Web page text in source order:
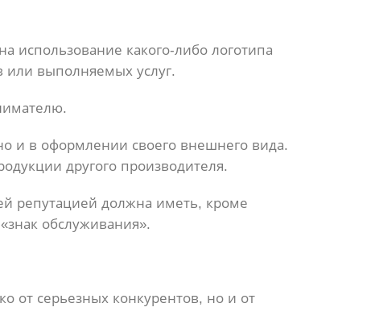
использование какого-либо логотипа
или выполняемых услуг.
и в оформлении своего внешнего вида.
другого производителя.
репутацией должна иметь, кроме
обслуживания».
от серьезных конкурентов, но и от